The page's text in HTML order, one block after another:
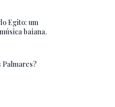
Egito: um
baiana.
Palmares?